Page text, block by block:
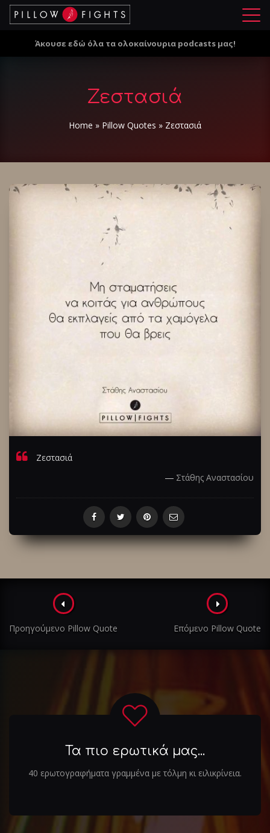
Μ
ο
Άκουσε εδώ όλα τα ολοκαίνουρια podcasts μας!
Ζεστασιά
Home » Pillow Quotes » Ζεστασιά
Ζεστασιά
― Στάθης Αναστασίου
Πλοήγηση
στα
άρθρα
Προηγούμενο Pillow Quote Επόμενο Pillow Quote
Τα πιο ερωτικά μας...
40 ερωτογραφήματα γραμμένα με τόλμη κι ειλικρίνεια.